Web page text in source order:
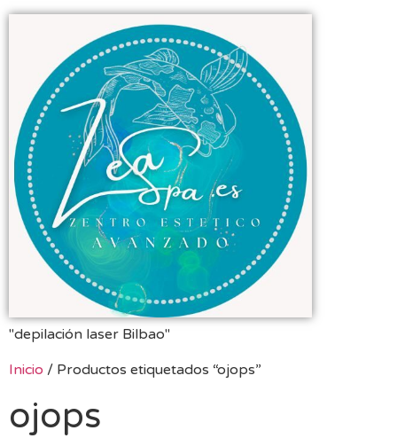
"depilación laser Bilbao"
Inicio / Productos etiquetados “ojops”
ojops